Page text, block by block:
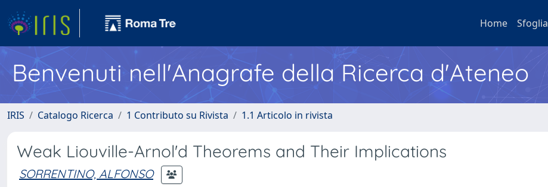
Home Sfoglia
Benvenuti nell'Anagrafe della Ricerca d'Ateneo
IRIS Catalogo Ricerca 1 Contributo su Rivista 1.1 Articolo in rivista
Weak Liouville-Arnolʹd Theorems and Their Implications
SORRENTINO, ALFONSO